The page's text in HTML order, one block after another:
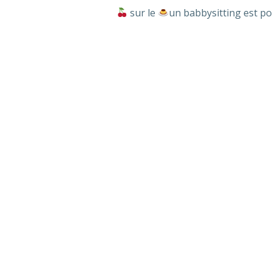
sur le un babbysitting est